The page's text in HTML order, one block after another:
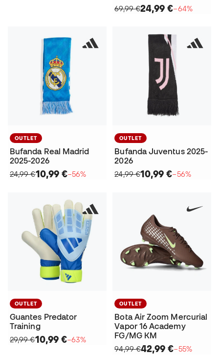
69,99 €24,99 €−64%
OUTLET
Bufanda Real Madrid
2025-2026
24,99 €10,99 €−56%
OUTLET
Bufanda Juventus 2025-
2026
24,99 €10,99 €−56%
OUTLET
Guantes Predator
Training
29,99 €10,99 €−63%
OUTLET
Bota Air Zoom Mercurial
Vapor 16 Academy
FG/MG KM
94,99 €42,99 €−55%